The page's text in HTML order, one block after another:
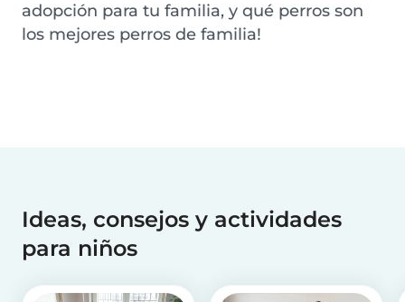
adopción para tu familia, y qué perros son
los mejores perros de familia!
Ideas, consejos y actividades
para niños